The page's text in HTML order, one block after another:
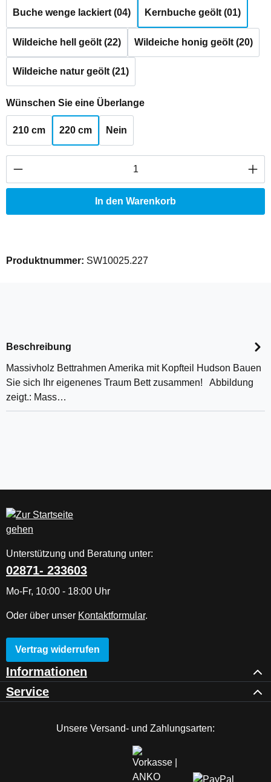
Buche wenge lackiert (04) Kernbuche geölt (01)
Wildeiche hell geölt (22) Wildeiche honig geölt (20)
Wildeiche natur geölt (21)
Wünschen Sie eine Überlangeauswählen
210 cm 220 cm Nein
Produkt Anzahl: Gib den gewünschten
In den Warenkorb
Produktnummer: SW10025.227
Beschreibung
Massivholz Bettrahmen Amerika mit Kopfteil Hudson Bauen
Sie sich Ihr eigenenes Traum Bett zusammen! Abbildung
zeigt.: Mass…
Unterstützung und Beratung unter:
02871- 233603
Mo-Fr, 10:00 - 18:00 Uhr
Oder über unser Kontaktformular.
Vertrag widerrufen
Informationen
Service
Unsere Versand- und Zahlungsarten: